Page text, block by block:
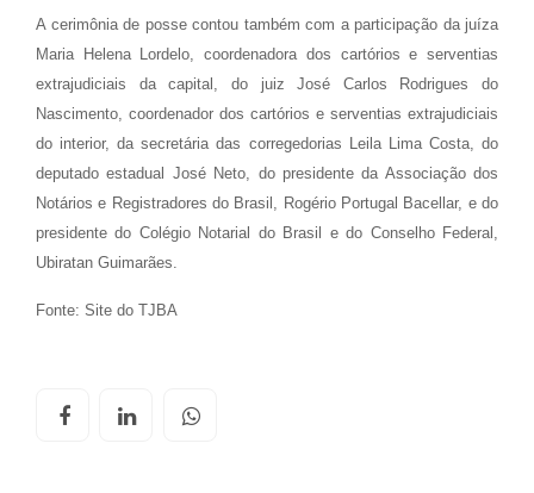
A cerimônia de posse contou também com a participação da juíza
Maria Helena Lordelo, coordenadora dos cartórios e serventias
extrajudiciais da capital, do juiz José Carlos Rodrigues do
Nascimento, coordenador dos cartórios e serventias extrajudiciais
do interior, da secretária das corregedorias Leila Lima Costa, do
deputado estadual José Neto, do presidente da Associação dos
Notários e Registradores do Brasil, Rogério Portugal Bacellar, e do
presidente do Colégio Notarial do Brasil e do Conselho Federal,
Ubiratan Guimarães.
Fonte: Site do TJBA